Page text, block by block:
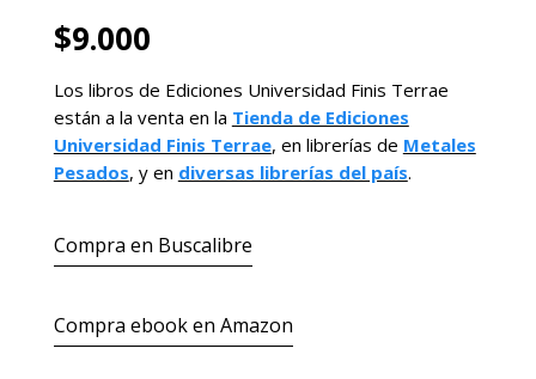
$9.000
Los libros de Ediciones Universidad Finis Terrae
están a la venta en la Tienda de Ediciones
Universidad Finis Terrae, en librerías de Metales
Pesados, y en diversas librerías del país.
Compra en Buscalibre
Compra ebook en Amazon